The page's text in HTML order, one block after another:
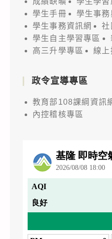
學生手冊
學生事
學生事務資訊網
社
學生自主學習專區
高三升學專區
線上
政令宣導專區
教育部108課綱資訊
內控稽核專區